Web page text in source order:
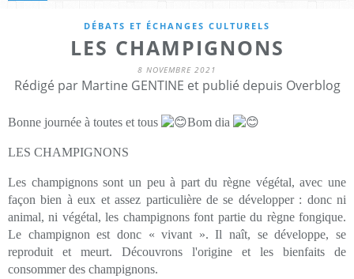
DÉBATS ET ÉCHANGES CULTURELS
LES CHAMPIGNONS
8 NOVEMBRE 2021
Rédigé par Martine GENTINE et publié depuis Overblog
Bonne journée à toutes et tous Bom dia
LES CHAMPIGNONS
Les champignons sont un peu à part du règne végétal, avec une
façon bien à eux et assez particulière de se développer : donc ni
animal, ni végétal, les champignons font partie du règne fongique.
Le champignon est donc « vivant ». Il naît, se développe, se
reproduit et meurt. Découvrons l'origine et les bienfaits de
consommer des champignons.